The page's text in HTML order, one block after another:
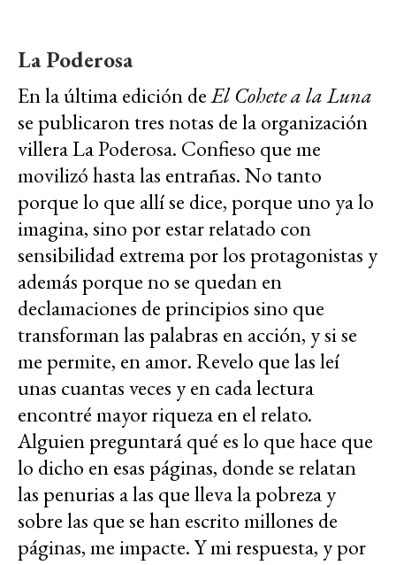
La Poderosa
En la última edición deEl Cohete a la Luna
se publicaron tres notas de la organización
villera La Poderosa. Confieso que me
movilizó hasta las entrañas. No tanto
porque lo que allí se dice, porque uno ya lo
imagina, sino por estar relatado con
sensibilidad extrema por los protagonistas y
además porque no se quedan en
declamaciones de principios sino que
transforman las palabras en acción, y si se
me permite, en amor. Revelo que las leí
unas cuantas veces y en cada lectura
encontré mayor riqueza en el relato.
Alguien preguntará qué es lo que hace que
lo dicho en esas páginas, donde se relatan
las penurias a las que lleva la pobreza y
sobre las que se han escrito millones de
páginas, me impacte. Y mi respuesta, y por